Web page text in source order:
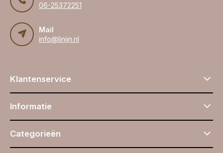
06-25372251
Mail
info@linijn.nl
Klantenservice
Informatie
Categorieën